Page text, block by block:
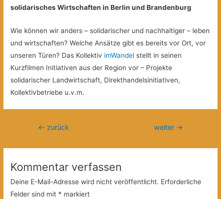
solidarisches Wirtschaften in Berlin und Brandenburg
Wie können wir anders – solidarischer und nachhaltiger – leben
und wirtschaften? Welche Ansätze gibt es bereits vor Ort, vor
unseren Türen? Das Kollektiv imWandel stellt in seinen
Kurzfilmen Initiativen aus der Region vor – Projekte
solidarischer Landwirtschaft, Direkthandelsinitiativen,
Kollektivbetriebe u.v.m.
Beitragsnavigation
← zurück weiter →
Kommentar verfassen
Deine E-Mail-Adresse wird nicht veröffentlicht. Erforderliche
Felder sind mit * markiert